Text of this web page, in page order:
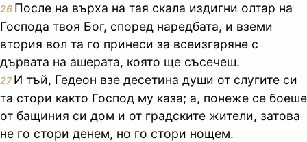
26 После на върха на тая скала издигни олтар на
Господа твоя Бог, според наредбата, и вземи
втория вол та го принеси за всеизгаряне с
дървата на ашерата, която ще съсечеш.
27И тъй, Гедеон взе десетина души от слугите си
та стори както Господ му каза; а, понеже се боеше
от бащиния си дом и от градските жители, затова
не го стори денем, но го стори нощем.